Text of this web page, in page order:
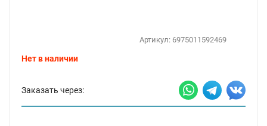
Артикул: 6975011592469
Нет в наличии
Заказать через: